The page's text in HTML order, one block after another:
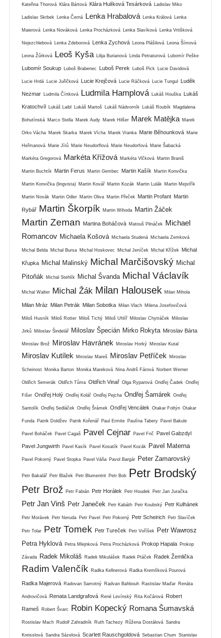
Kateřina Thorová Klára Bártová Klára Hulíková Tesárková Ladislav Miko
Ladislav Skrbek Lenka Černá Lenka Hrabalová Lenka Králová Lenka
Maierová Lenka Nováková Lenka Procházková Lenka Slavíková Lenka Vrtišková
Nejezchlebová Lenka Zdeborová Lenka Zychová Leona Plášilová Leona Šímová
Leona Žůrková Leoš Kyša Lilija Burianová Linda Petraturová Lubomír Peške
Lubomír Soukup Luboš Brabenec Luboš Perek Luboš Pick Lucie Davidová
Lucie Hrdá Lucie Juřičková Lucie Krejčová Lucie Ráčková Lucie Tungul Luděk
Nezmar Ludmila Čírtková Ludmila Hamplová Lukáš Houška Lukáš
Kratochvíl Lukáš Laibl Lukáš Martoš Lukáš Nádvorník Lukáš Roubík Magdalena
Bohutínská Marco Stella Marek Audy Marek Hilšer Marek Matějka Marek
Orko Vácha Marek Skarka Marek Vícha Marek Vranka Marie Běhounková Marie
Heřmanová Marie Jírů Marie Neudorflová Marie Neudorfová Marie Šabacká
Markéta Gregorová Markéta Křížová Markéta Vlčková Martin Braniš
Martin Buchtík Martin Ferus Martin Gembec Martin Kašík Martin Konvička
Martin Konvička (lingvista) Martin Kovář Martin Kozák Martin Lulák Martin Mejstřík
Martin Novák Martin Odler Martin Oliva Martin Přeček Martin Profant Martin
Rybář Martin Škorpík Martin Wihoda Martin Žáček
Martin Zeman Martina Boháčová Matouš Pilnáček
Michael
Romancov Michaela Košová Michaela Studená Michaela Zemková
Michal Belda Michal Bursa Michal Hoskovec Michal Jeníček Michal Křížek Michal
Křupka Michal Malinský Michal Marčišovský Michal
Pitoňák
Michal Stehlík Michal Švanda Michal Václavík
Michal Walter Michal Žák Milan Halousek Milan Mihola
Milan Mráz Milan Petrák Milan Sobotka Milan Vlach Milena Josefovičová
Miloš Husník Miloš Rotter Miloš Tichý Miloš Uhlíř Miloslav Chytráček Miloslav
Jirků Miloslav Šindelář Miloslav Špecián Mirko Rokyta Miroslav Bárta
Miroslav Brož Miroslav Havránek Miroslav Horký Miroslav Kutal
Miroslav Kutílek Miroslav Mareš Miroslav Petříček Miroslav
Scheinost Monika Barton Monika Mareková Nina Andrš Fárová Norbert Werner
Oldřich Semerák Oldřich Tůma Oldřich Vinař Olga Ryparová Ondřej Čadek Ondřej
Fišer Ondřej Holý Ondřej Kolář Ondřej Pejcha Ondřej Šamárek Ondřej
Santolík Ondřej Sedláček Ondřej Šrámek Ondřej Vencálek Otakar Foltýn Otakar
Funda Patrik Doldžev Patrik Kořenář Paul Ermite Paulína Tabery Pavel Bakule
Pavel Boháček Pavel Cagaš Pavel Cejnar Pavel Frič Pavel Gabzdyl
Pavel Jungwirth Pavel Kasík Pavel Kosatík Pavel Kozák Pavel Materna
Pavel Pokorný Pavel Stopka Pavel Váňa Pavol Bargár Peter Zamarovský
Petr Bakalář Petr Blažek Petr Blumentrit Petr Bob Petr Brodský
Petr Brož Petr Fabián Petr Horálek Petr Houdek Petr Jan Juračka
Petr Jan Vinš Petr Janeček Petr Kabáth Petr Koubský Petr Kulhánek
Petr Morávek Petr Neruda Petr Pavel Petr Pokorný Petr Scheirich Petr Slavíček
Petr Tolar Petr Tomek Petr Tureček Petr Voříšek
Petr Wawrosz
Petra Hyklová Petra Mlejnková Petra Procházková Prokop Hapala Prokop
Závada Radek Mikoláš Radek Mikulášek Radek Ptáček Radek Žemlička
Radim Valenčík Radka Kellnerová Radka Kremlíková Pourová
Radka Majerová Radovan Samotný Radvan Bahbouh Rastislav Maďar Renáta
Androvičová Renata Landgrafová René Levínský Rita Kočárová Robert
Rameš Robert Švarc Robin Kopecký Romana Šumavská
Rostislav Mach Rudolf Zahradník Ruth Tachezy Růžena Dostálová Sandra
Kreisslová Sandra Sázelová Scarlett Rauschgoldová Sebastian Chum Stanislav